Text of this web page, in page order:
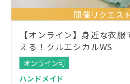
開催リクエス
【オンライン】身近な衣
える！クルエシカルWS
オンライン可
ハンドメイド